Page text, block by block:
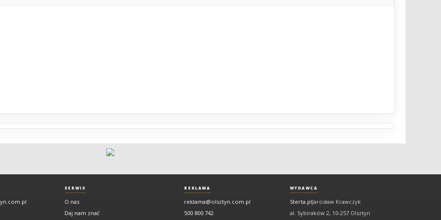
SERWIS
O nas
Daj nam znać
REKLAMA
reklama@olsztyn.com.pl
500 800 742
WYDAWCA
Sterta.plJarosław Krawczyk
al. Sybiraków 2, 10-257 Olsztyn